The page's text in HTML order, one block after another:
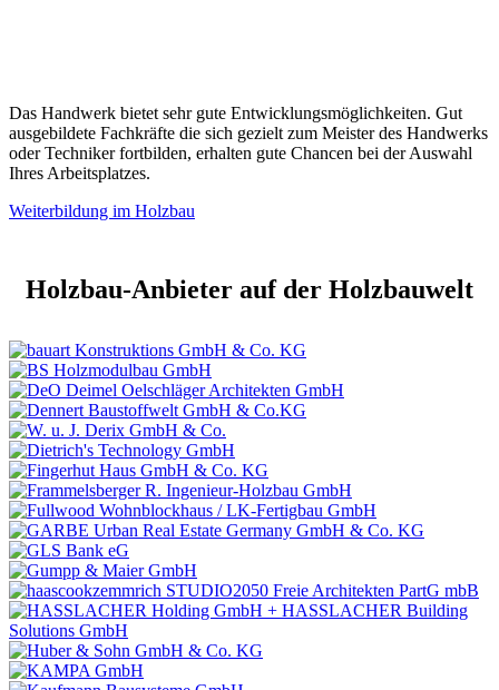
Das Handwerk bietet sehr gute Entwicklungsmöglichkeiten. Gut
ausgebildete Fachkräfte die sich gezielt zum Meister des Handwerks
oder Techniker fortbilden, erhalten gute Chancen bei der Auswahl
Ihres Arbeitsplatzes.
Weiterbildung im Holzbau
Holzbau-Anbieter auf der Holzbauwelt